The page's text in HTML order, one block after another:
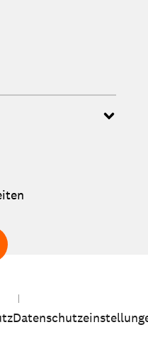
Seitenanfang